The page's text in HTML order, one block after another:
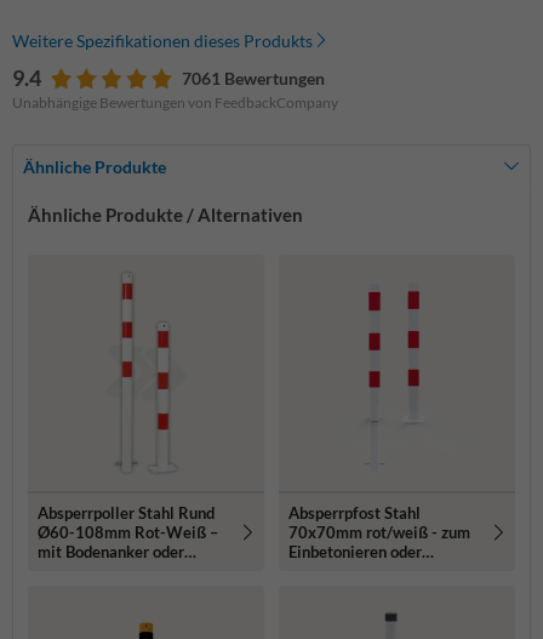
Weitere Spezifikationen dieses Produkts
9.4 7061 Bewertungen
Unabhängige Bewertungen von FeedbackCompany
Ähnliche Produkte
Ähnliche Produkte / Alternativen
Absperrpoller Stahl Rund
Ø60-108mm Rot-Weiß –
mit Bodenanker oder
Absperrpfost Stahl
70x70mm rot/weiß - zum
Einbetonieren oder